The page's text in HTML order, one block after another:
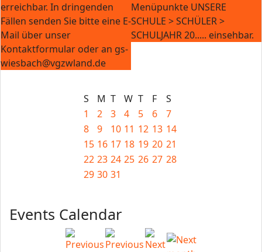
erreichbar. In dringenden
Fällen senden Sie bitte eine E-
Mail über unser
Kontaktformular oder an gs-
wiesbach@vgzwland.de
Menüpunkte UNSERE
SCHULE > SCHÜLER >
SCHULJAHR 20..... einsehbar.
S M T W T F
S
1
2 3 4 5 6
7
8
9 10 11 12 13 14
15 16 17 18 19 20 21
22 23 24 25 26 27 28
29 30 31
Events Calendar